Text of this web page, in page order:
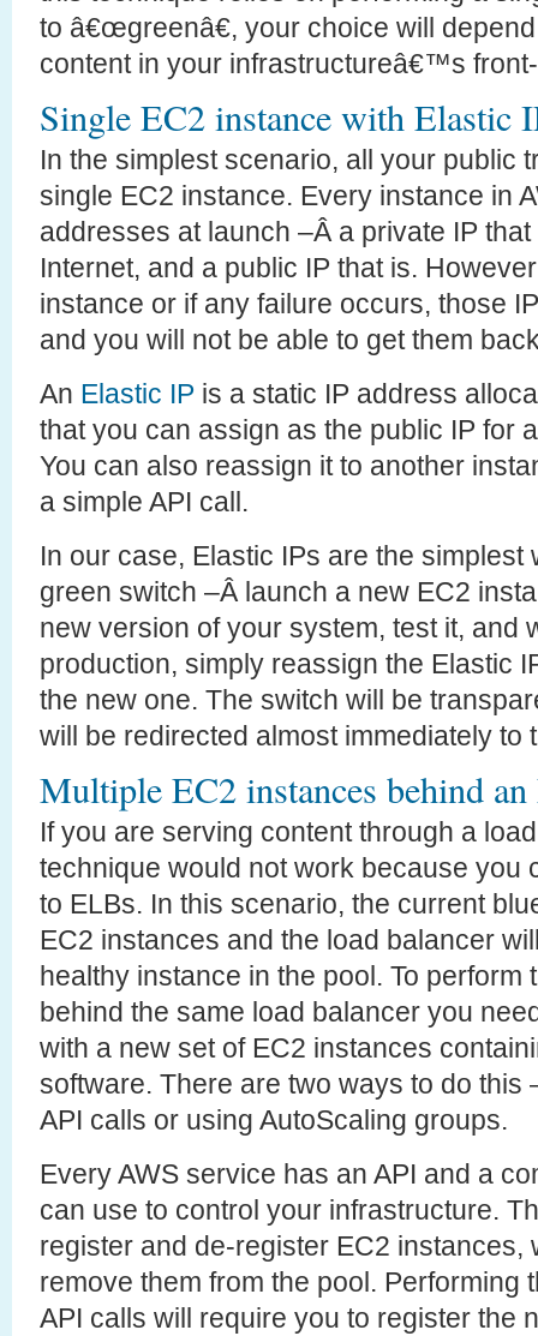
to â€œgreenâ€, your choice will
content in your infrastructureâ€™s
Single EC2 instance with Elastic
In the simplest scenario, all your public
single EC2 instance. Every instance in
addresses at launch –Â a private IP
Internet, and a public IP that is.
instance or if any failure occurs, those
and you will not be able to get them
An Elastic IP is a static IP address
that you can assign as the public IP for
You can also reassign it to another
a simple API call.
In our case, Elastic IPs are the simplest
green switch –Â launch a new EC2
new version of your system, test it, and
production, simply reassign the Elastic
the new one. The switch will be
will be redirected almost immediately to
Multiple EC2 instances behind
If you are serving content through a
technique would not work because you
to ELBs. In this scenario, the current
EC2 instances and the load balancer
healthy instance in the pool. To perform
behind the same load balancer you
with a new set of EC2 instances
software. There are two ways to do this
API calls or using AutoScaling groups.
Every AWS service has an API and a
can use to control your infrastructure.
register and de-register EC2 instances,
remove them from the pool. Performing
API calls will require you to register the